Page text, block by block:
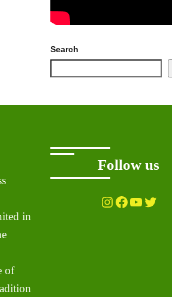
Search
in
of
Follow us
Instagram Facebook YouTube Twitter